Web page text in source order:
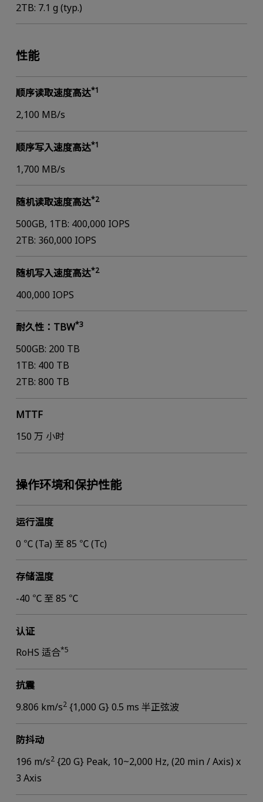
2TB: 7.1 g (typ.)
性能
顺序读取速度高达*1
2,100 MB/s
顺序写入速度高达*1
1,700 MB/s
随机读取速度高达*2
500GB, 1TB: 400,000 IOPS
2TB: 360,000 IOPS
随机写入速度高达*2
400,000 IOPS
耐久性：TBW*3
500GB: 200 TB
1TB: 400 TB
2TB: 800 TB
MTTF
150 万 小时
操作环境和保护性能
运行温度
0 ℃ (Ta) 至 85 ℃ (Tc)
存储温度
-40 ℃ 至 85 ℃
认证
RoHS 适合*5
抗震
9.806 km/s2{1,000 G} 0.5 ms 半正弦波
防抖动
196 m/s2{20 G} Peak, 10~2,000 Hz, (20 min / Axis) x
3 Axis